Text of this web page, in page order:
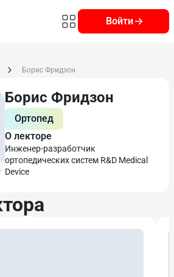
Войти
Борис Фридзон
Борис Фридзон
Ортопед
О лекторе
Инженер-разработчик
ортопедических систем R&D Medical
Device